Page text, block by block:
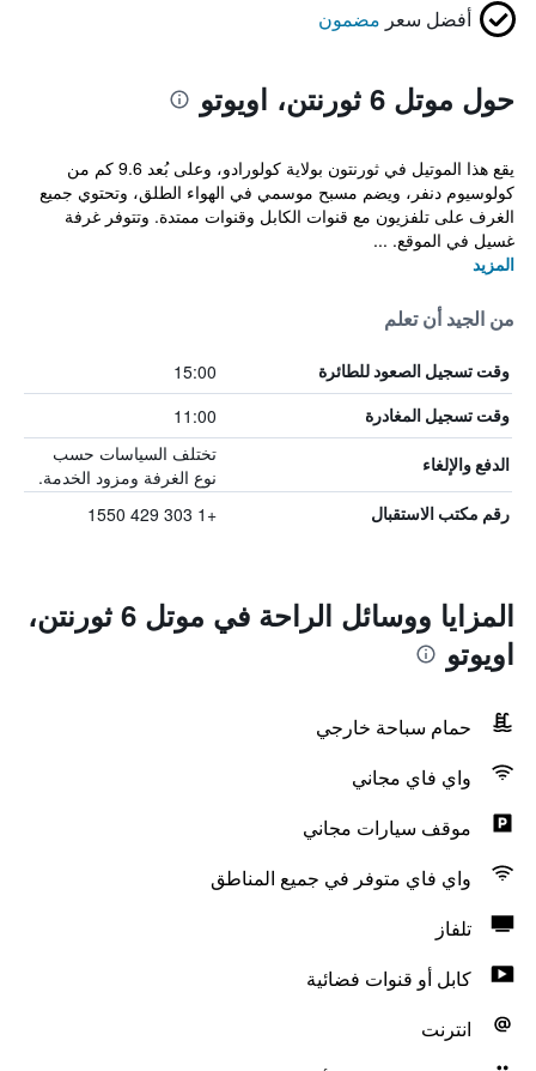
أفضل سعر مضمون
حول موتل 6 ثورنتن، اويوتو
يقع هذا الموتيل في ثورنتون بولاية كولورادو، وعلى بُعد 9.6 كم من
كولوسيوم دنفر، ويضم مسبح موسمي في الهواء الطلق، وتحتوي جميع
الغرف على تلفزيون مع قنوات الكابل وقنوات ممتدة. وتتوفر غرفة
غسيل في الموقع. ...
المزيد
من الجيد أن تعلم
وقت تسجيل الصعود للطائرة 15:00
وقت تسجيل المغادرة 11:00
الدفع والإلغاء
تختلف السياسات حسب
نوع الغرفة ومزود الخدمة.
رقم مكتب الاستقبال +1 303 429 1550
المزايا ووسائل الراحة في موتل 6 ثورنتن،
اويوتو
حمام سباحة خارجي
واي فاي مجاني
موقف سيارات مجاني
واي فاي متوفر في جميع المناطق
تلفاز
كابل أو قنوات فضائية
انترنت